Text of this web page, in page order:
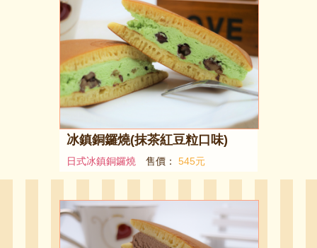
冰鎮銅鑼燒(抹茶紅豆粒口味)
日式冰鎮銅鑼燒 售價： 545元